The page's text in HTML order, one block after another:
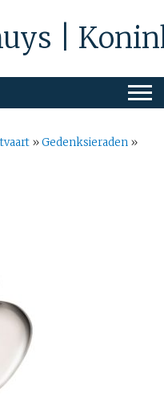
|
»Gedenksieraden »